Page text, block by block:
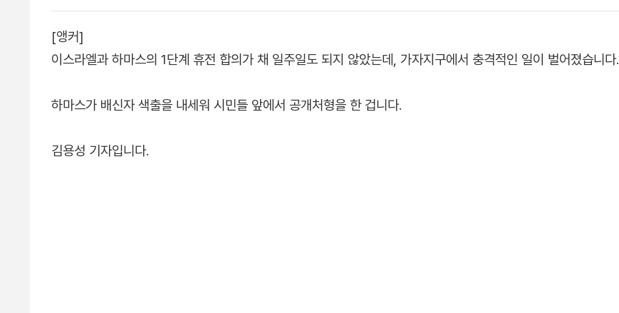
[앵커]
이스라엘과 하마스의 1단계 휴전 합의가 채 일주일도 되지 않았는데, 가자지구에서 충격적인 일이 벌어졌습니다.
하마스가 배신자 색출을 내세워 시민들 앞에서 공개처형을 한 겁니다.
김용성 기자입니다.